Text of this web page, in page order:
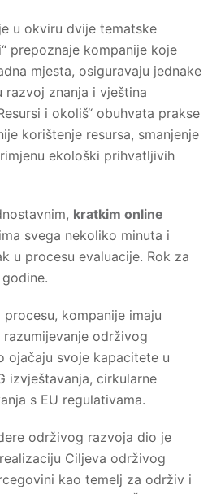
u okviru dvije tematske
prepoznaje kompanije koje
mjesta, osiguravaju jednake
razvoj znanja i vještina
i okoliš“ obuhvata prakse
korištenje resursa, smanjenje
ekološki prihvatljivih
kratkim online
svega nekoliko minuta i
u procesu evaluacije. Rok za
kompanije imaju
održivog
ojačaju svoje kapacitete u
izvještavanja, cirkularne
s EU regulativama.
održivog razvoja dio je
Ciljeva održivog
kao temelj za održiv i